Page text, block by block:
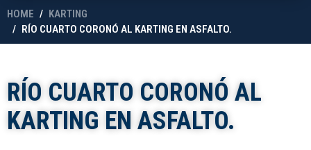
HOME
KARTING
RÍO CUARTO CORONÓ AL KARTING EN ASFALTO.
RÍO CUARTO CORONÓ AL
KARTING EN ASFALTO.